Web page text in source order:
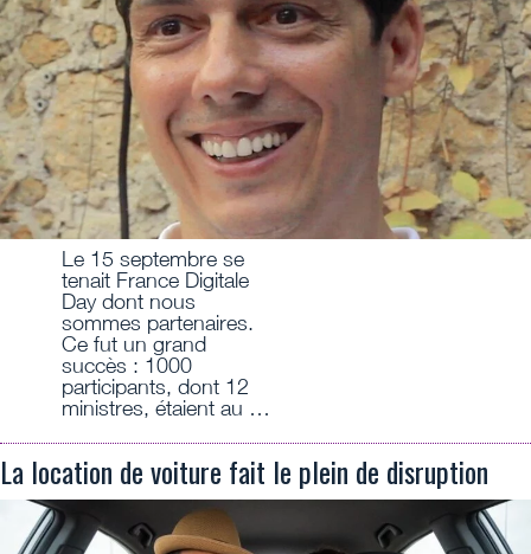
Le 15 septembre se
tenait France Digitale
Day dont nous
sommes partenaires.
Ce fut un grand
succès : 1000
participants, dont 12
ministres, étaient au …
La location de voiture fait le plein de disruption